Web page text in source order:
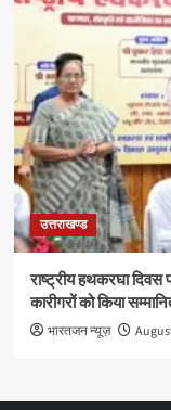
उत्तराखण्ड
राष्ट्रीय हथकरघा
कारीगरों को किया
भारतजन न्यूज़